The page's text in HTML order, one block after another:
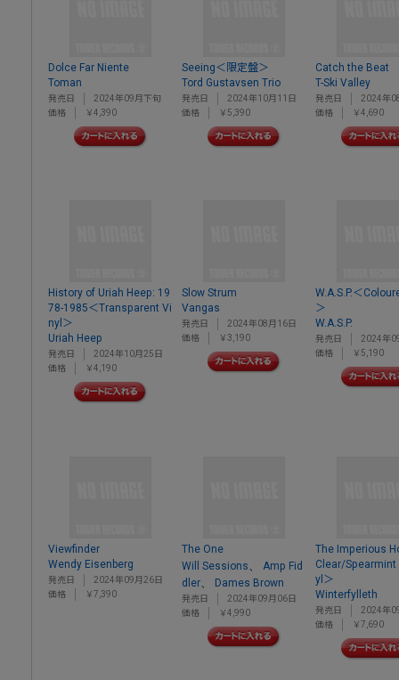
Dolce Far Niente
Toman
発売日
2024年09月下旬
価格
￥4,390
Seeing＜限定盤＞
Tord Gustavsen Trio
発売日
2024年10月11日
価格
￥5,390
Catch the Beat
T-Ski Valley
発売日
2024年
価格
￥4,690
History of Uriah Heep: 19
78-1985＜Transparent Vi
nyl＞
Uriah Heep
発売日
2024年10月25日
価格
￥4,190
Slow Strum
Vangas
発売日
2024年08月16日
価格
￥3,190
W.A.S.P.＜
＞
W.A.S.P.
発売日
2024年
価格
￥5,190
Viewfinder
Wendy Eisenberg
発売日
2024年09月26日
価格
￥7,390
The One
Will Sessions
Amp Fid
dler
Dames Brown
発売日
2024年09月06日
価格
￥4,990
The Imperious
Clear/Spearmint
yl＞
Winterfylleth
発売日
2024年
価格
￥7,690